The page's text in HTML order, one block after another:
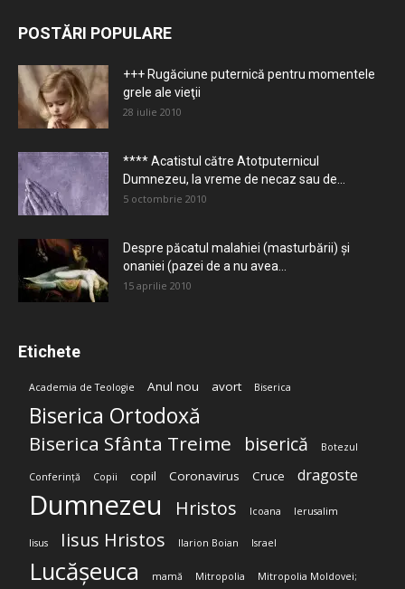
POSTĂRI POPULARE
+++ Rugăciune puternică pentru momentele
grele ale vieţii
28 iulie 2010
**** Acatistul către Atotputernicul
Dumnezeu, la vreme de necaz sau de...
5 octombrie 2010
Despre păcatul malahiei (masturbării) şi
onaniei (pazei de a nu avea...
15 aprilie 2010
Etichete
Academia de Teologie Anul nou avort Biserica
Biserica Ortodoxă
Biserica Sfânta Treime biserică Botezul
Conferință Copii copil Coronavirus Cruce dragoste
Dumnezeu Hristos Icoana Ierusalim
Iisus Iisus Hristos Ilarion Boian Israel
Lucășeuca mamă Mitropolia Mitropolia Moldovei;